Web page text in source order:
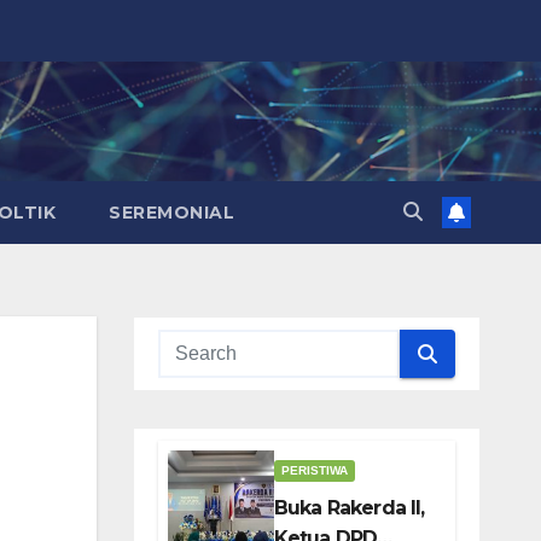
SEREMONIAL
PERISTIWA
Buka Rakerda II,